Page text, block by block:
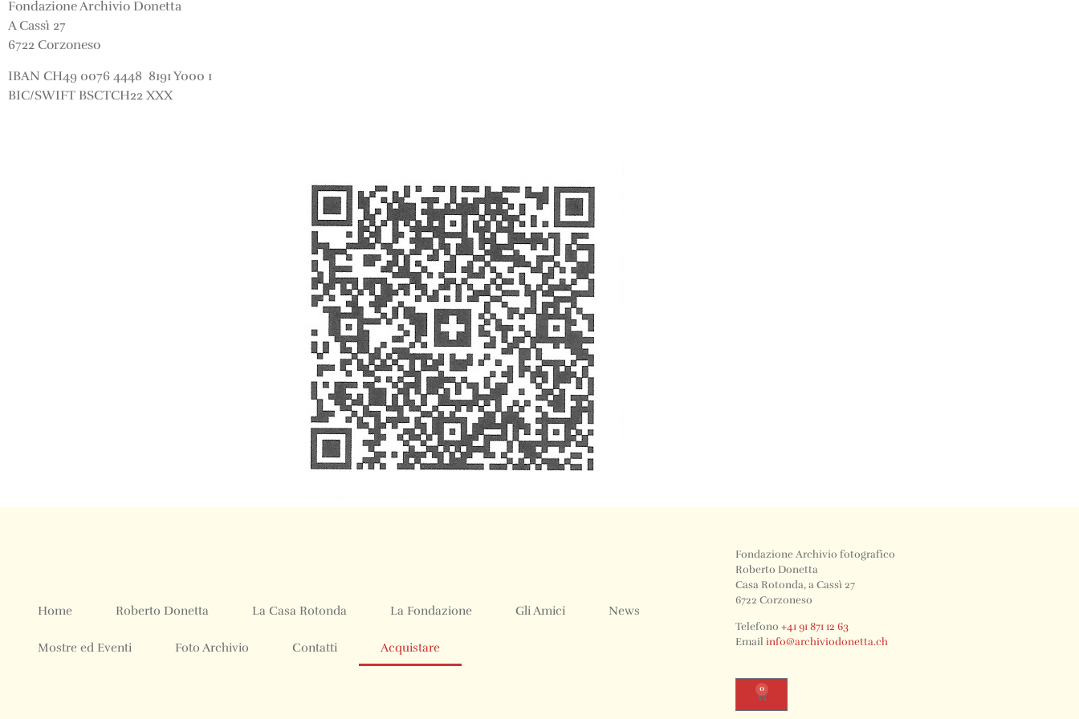
Fondazione Archivio Donetta
A Cassì 27
6722 Corzoneso
IBAN CH49 0076 4448 8191 Y000 1
BIC/SWIFT BSCTCH22 XXX
Home Roberto Donetta La Casa Rotonda La Fondazione Gli Amici News
Mostre ed Eventi Foto Archivio Contatti Acquistare
Fondazione Archivio fotografico
Roberto Donetta
Casa Rotonda, a Cassì 27
6722 Corzoneso
Telefono +41 91 871 12 63
Email info@archiviodonetta.ch
0